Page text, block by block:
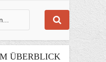
ÜBERBLICK